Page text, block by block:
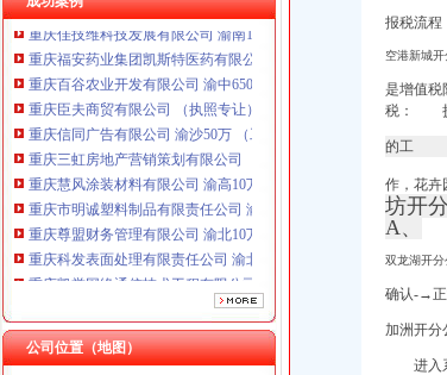
重庆佳技维科技发展有限公司 渝南100万 （进出口权）
重庆福安药业集团凯斯特医药有限公司 渝新100万 （进出口权）
重庆百谷农业开发有限公司 渝中650万 （注册）
重庆臣夫商贸有限公司 （执照专让）
重庆信同广告有限公司 渝沙50万 （工商注册）
重庆三虹房地产营销策划有限公司
重庆慧风涂装材料有限公司 渝高10万 （工商注册）
重庆市明诚塑料制品有限责任公司 渝高100万 （进出口权）
重庆尊盟财务管理有限公司 渝北10万 （工商注册）
重庆科发表面处理有限责任公司 渝北800万 （进出口权）
重庆凯誉网络通信技术工程有限公司渝中分公司 （工商注册）
重庆佳技维科技发展有限公司 渝南100万 （进出口权）
重庆福安药业集团凯斯特医药有限公司 渝新100万 （进出口权）
重庆百谷农业开发有限公司 渝中650万 （注册）
公司位置（地图）
报税流
空港新城
是增值
税： 抄
的工
作， 花卉
坊开
A、
双龙湖开
确认-→
加洲开分
进入系